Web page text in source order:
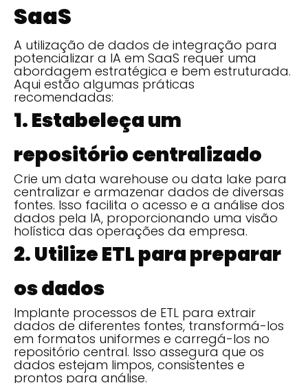
SaaS
A utilização de dados de integração para
potencializar a IA em SaaS requer uma
abordagem estratégica e bem estruturada.
Aqui estão algumas práticas
recomendadas:
1. Estabeleça um
repositório centralizado
Crie um data warehouse ou data lake para
centralizar e armazenar dados de diversas
fontes. Isso facilita o acesso e a análise dos
dados pela IA, proporcionando uma visão
holística das operações da empresa.
2. Utilize ETL para preparar
os dados
Implante processos de ETL para extrair
dados de diferentes fontes, transformá-los
em formatos uniformes e carregá-los no
repositório central. Isso assegura que os
dados estejam limpos, consistentes e
prontos para análise.